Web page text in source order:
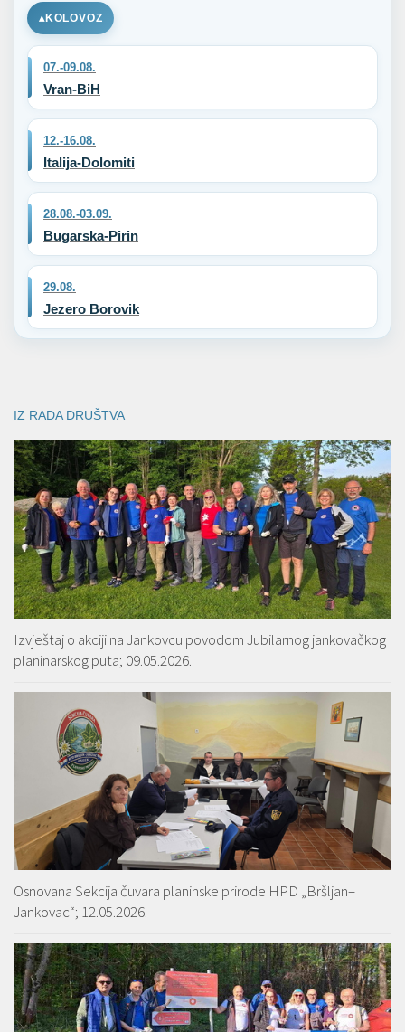
KOLOVOZ
07.-09.08.
Vran-BiH
12.-16.08.
Italija-Dolomiti
28.08.-03.09.
Bugarska-Pirin
29.08.
Jezero Borovik
IZ RADA DRUŠTVA
Izvještaj o akciji na Jankovcu povodom Jubilarnog jankovačkog
planinarskog puta; 09.05.2026.
Osnovana Sekcija čuvara planinske prirode HPD „Bršljan–
Jankovac“; 12.05.2026.